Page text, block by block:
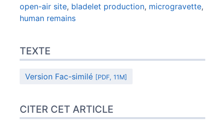
open-air site, bladelet production, microgravette,
human remains
TEXTE
Version Fac-similé [PDF, 11M]
CITER CET ARTICLE